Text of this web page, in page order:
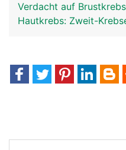
Verdacht auf
Hautkrebs: Zweit-